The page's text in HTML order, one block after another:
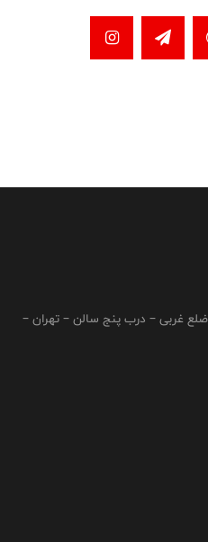
غربی – درب پنج سالن – تهران –